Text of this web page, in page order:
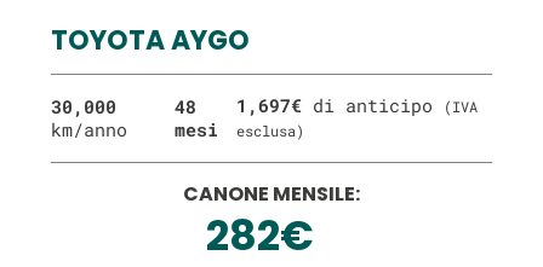
TOYOTA AYGO
30,000
km/anno
48
mesi
1,697€ di anticipo
(IVA
esclusa)
CANONE MENSILE:
282€